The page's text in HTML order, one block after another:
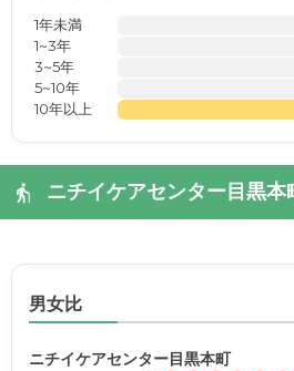
1年未満
1~3年
3~5年
5~10年
10年以上
ニチイケアセンター目黒本
男女比
ニチイケアセンター目黒本町